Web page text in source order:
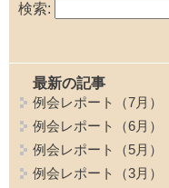
検索:
最新の記事
例会レポート（7月）
例会レポート（6月）
例会レポート（5月）
例会レポート（3月）